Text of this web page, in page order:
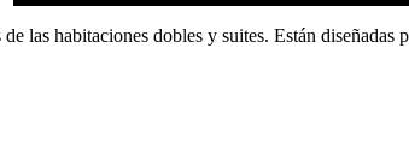
las habitaciones dobles y suites. Están